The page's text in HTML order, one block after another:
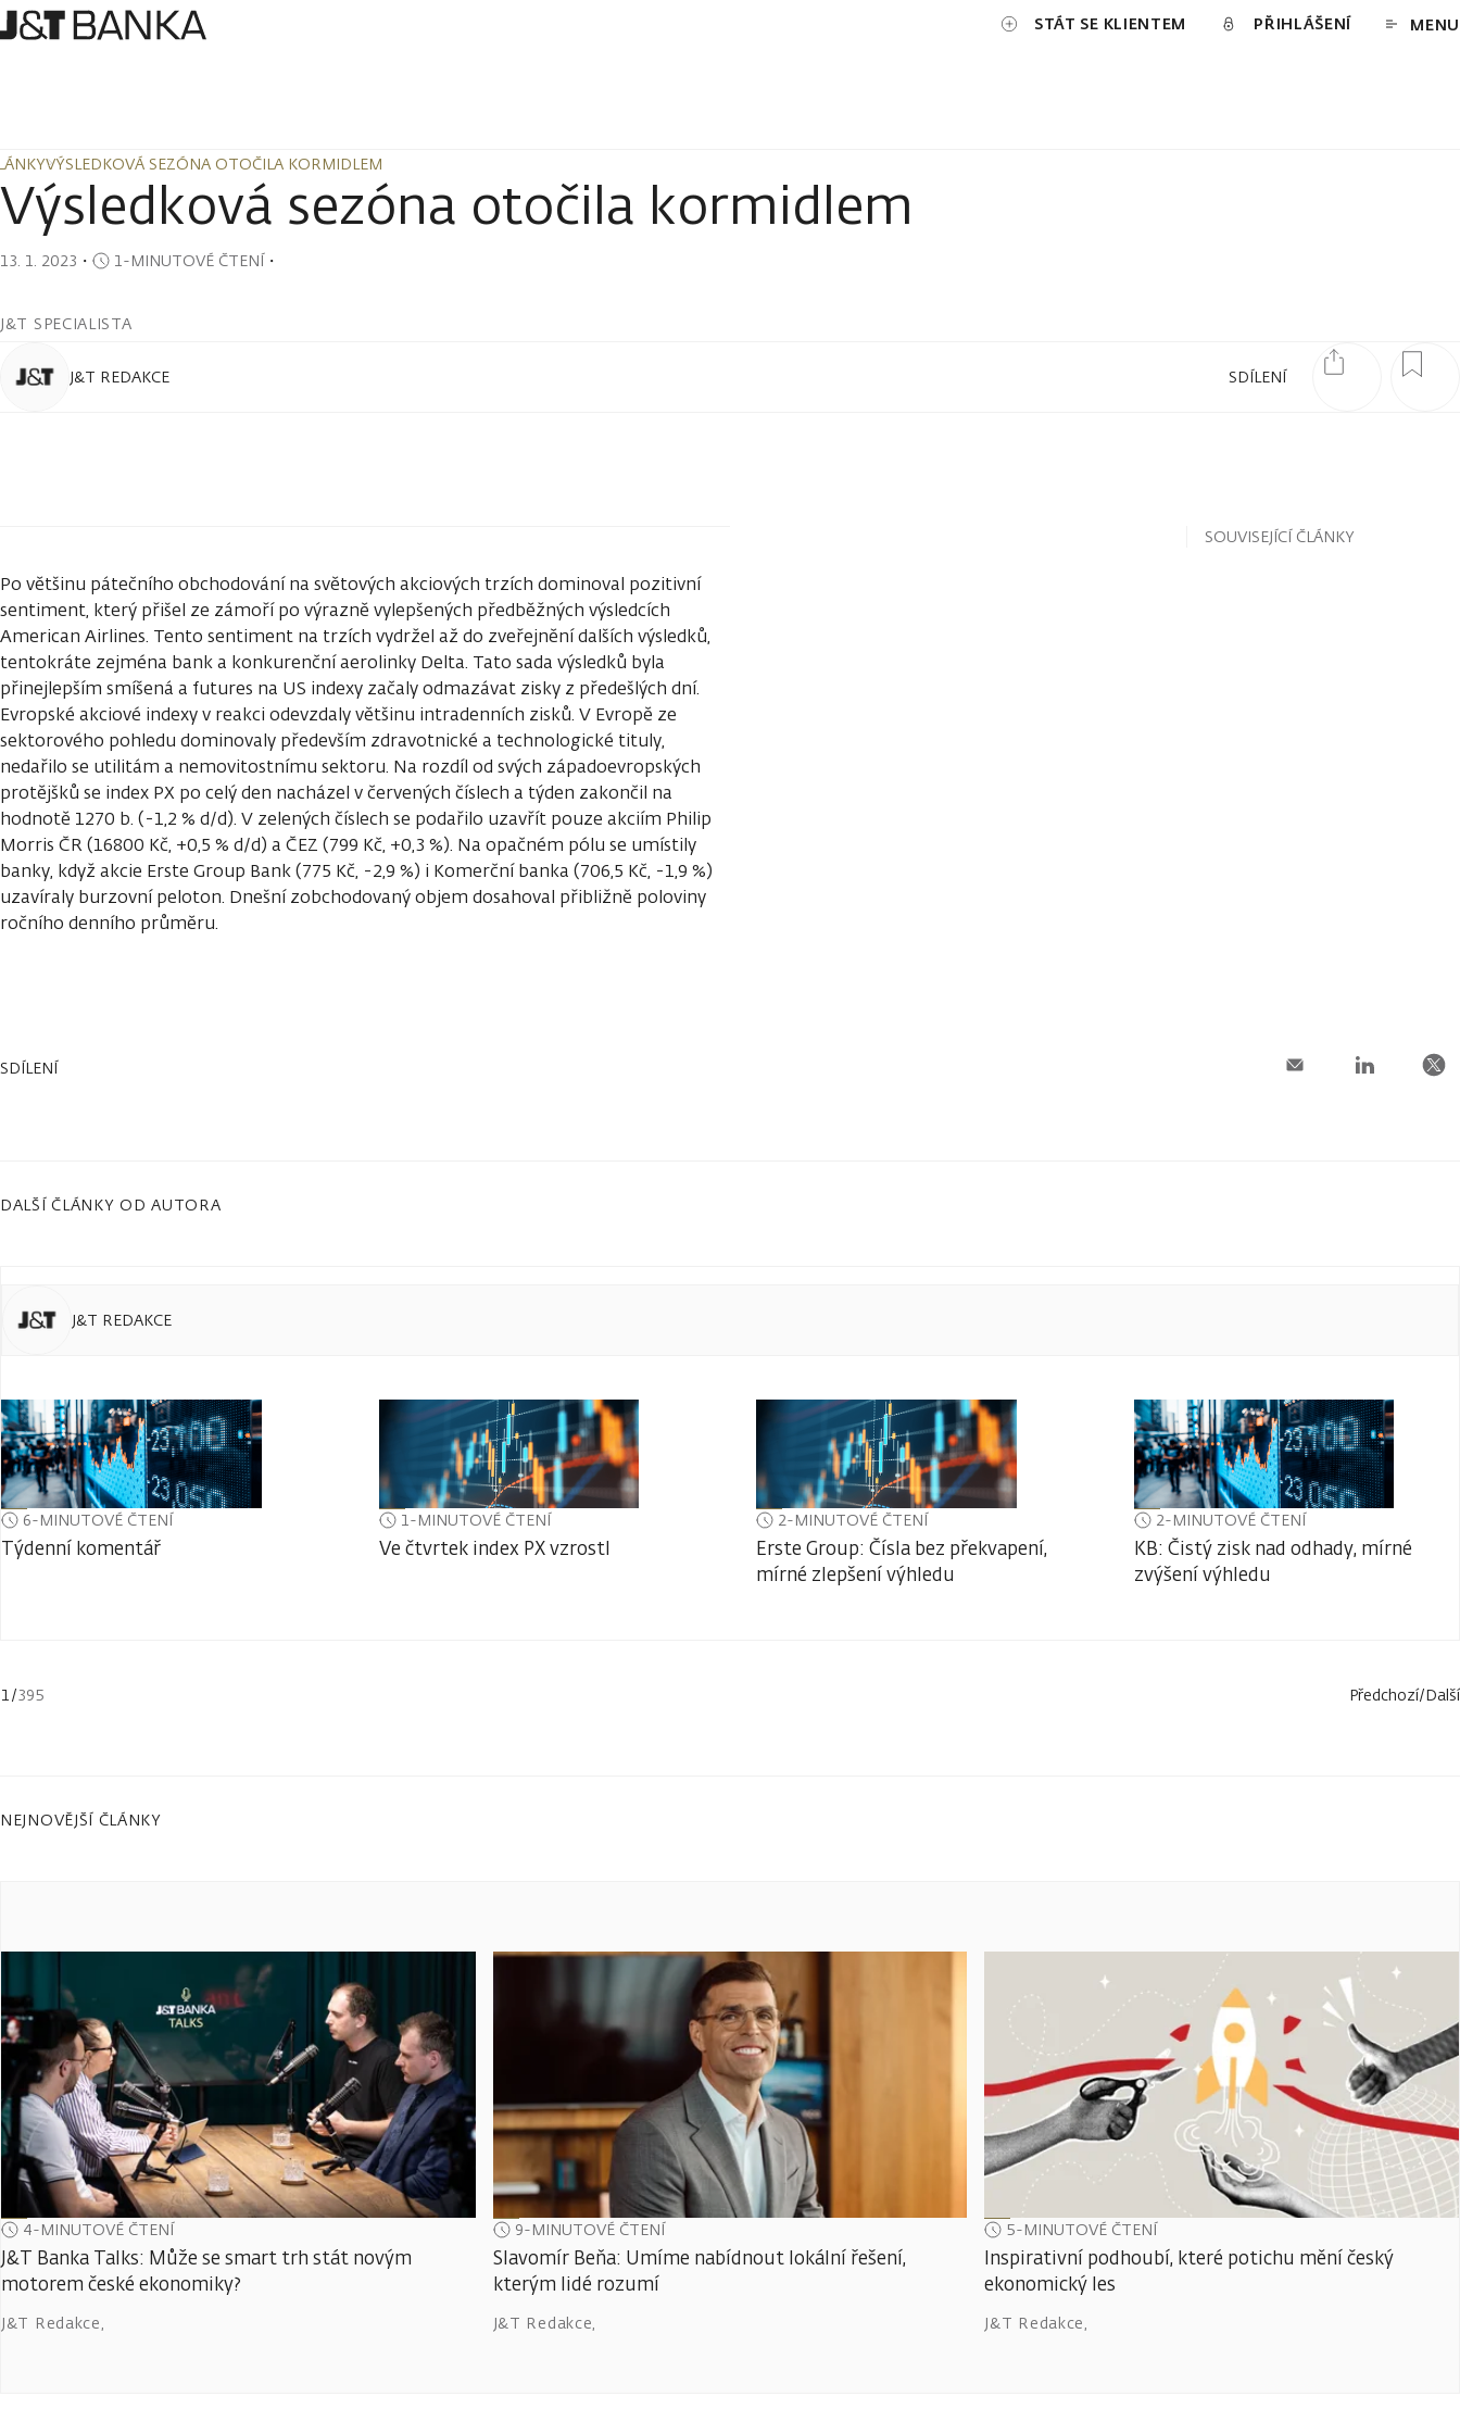
STÁT SE KLIENTEM PŘIHLÁŠENÍ MENU
VÝSLEDKOVÁ SEZÓNA OTOČILA KORMIDLEM
VÝSLEDKOVÁ SEZÓNA OTOČILA KORMIDLEM
Výsledková sezóna otočila kormidlem
13. 1. 2023 ・ 1-MINUTOVÉ ČTENÍ・
J&T SPECIALISTA
SDÍLENÍ
J&T REDAKCE
Po většinu pátečního obchodování na světových akciových trzích dominoval pozitivní
sentiment, který přišel ze zámoří po výrazně vylepšených předběžných výsledcích
American Airlines. Tento sentiment na trzích vydržel až do zveřejnění dalších výsledků,
tentokráte zejména bank a konkurenční aerolinky Delta. Tato sada výsledků byla
přinejlepším smíšená a futures na US indexy začaly odmazávat zisky z předešlých dní.
Evropské akciové indexy v reakci odevzdaly většinu intradenních zisků. V Evropě ze
sektorového pohledu dominovaly především zdravotnické a technologické tituly,
nedařilo se utilitám a nemovitostnímu sektoru. Na rozdíl od svých západoevropských
protějšků se index PX po celý den nacházel v červených číslech a týden zakončil na
hodnotě 1270 b. (-1,2 % d/d). V zelených číslech se podařilo uzavřít pouze akciím Philip
Morris ČR (16800 Kč, +0,5 % d/d) a ČEZ (799 Kč, +0,3 %). Na opačném pólu se umístily
banky, když akcie Erste Group Bank (775 Kč, -2,9 %) i Komerční banka (706,5 Kč, -1,9 %)
uzavíraly burzovní peloton. Dnešní zobchodovaný objem dosahoval přibližně poloviny
ročního denního průměru.
SOUVISEJÍCÍ ČLÁNKY
SDÍLENÍ
DALŠÍ ČLÁNKY OD AUTORA
J&T REDAKCE
6-MINUTOVÉ ČTENÍ
Týdenní komentář
1-MINUTOVÉ ČTENÍ
Ve čtvrtek index PX vzrostl
2-MINUTOVÉ ČTENÍ
Erste Group: Čísla bez překvapení,
mírné zlepšení výhledu
2-MINUTOVÉ ČTENÍ
KB: Čistý zisk nad odhady, mírné
zvýšení výhledu
1 /395 Předchozí/Další
NEJNOVĚJŠÍ ČLÁNKY
4-MINUTOVÉ ČTENÍ
J&T Banka Talks: Může se smart trh stát novým
motorem české ekonomiky?
J&T Redakce,
9-MINUTOVÉ ČTENÍ
Slavomír Beňa: Umíme nabídnout lokální řešení,
kterým lidé rozumí
J&T Redakce,
5-MINUTOVÉ ČTENÍ
Inspirativní podhoubí, které potichu mění český
ekonomický les
J&T Redakce,